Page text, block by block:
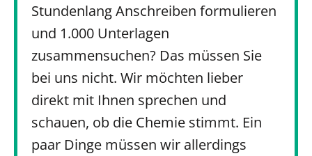
Stundenlang Anschreiben formulieren
und 1.000 Unterlagen
zusammensuchen? Das müssen Sie
bei uns nicht. Wir möchten lieber
direkt mit Ihnen sprechen und
schauen, ob die Chemie stimmt. Ein
paar Dinge müssen wir allerdings